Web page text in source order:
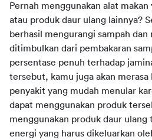
Pernah menggunakan alat
atau produk daur ulang lainnya?
berhasil mengurangi sampah
ditimbulkan dari pembakaran
persentase penuh terhadap
tersebut, kamu juga akan
penyakit yang mudah menular
dapat menggunakan produk
menggunakan produk daur ulang
energi yang harus dikeluarkan